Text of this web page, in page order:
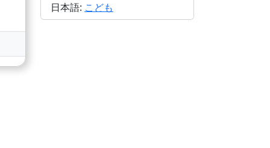
日本語: こども